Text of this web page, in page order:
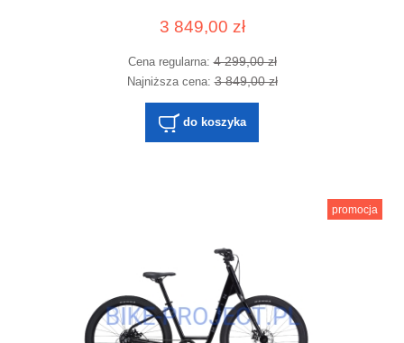
3 849,00 zł
Cena regularna:4 299,00 zł
Najniższa cena:3 849,00 zł
do koszyka
promocja